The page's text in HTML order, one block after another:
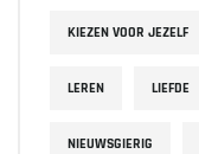
KIEZEN VOOR JEZELF
LEREN LIEFDE
NIEUWSGIERIG